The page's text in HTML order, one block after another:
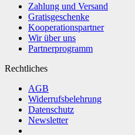
Zahlung und Versand
Gratisgeschenke
Kooperationspartner
Wir über uns
Partnerprogramm
Rechtliches
AGB
Widerrufsbelehrung
Datenschutz
Newsletter